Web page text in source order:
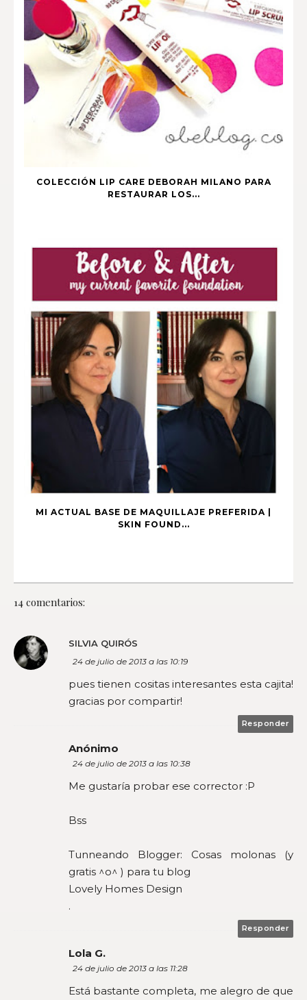
COLECCIÓN LIP CARE DEBORAH MILANO PARA
RESTAURAR LOS...
MI ACTUAL BASE DE MAQUILLAJE PREFERIDA |
SKIN FOUND...
14 comentarios:
SILVIA QUIRÓS
24 de julio de 2013 a las 10:19
pues tienen cositas interesantes esta cajita!
gracias por compartir!
Responder
Anónimo
24 de julio de 2013 a las 10:38
Me gustaría probar ese corrector :P
Bss
Tunneando Blogger: Cosas molonas (y
gratis ^o^ ) para tu blog
Lovely Homes Design
.
Responder
Lola G.
24 de julio de 2013 a las 11:28
Está bastante completa, me alegro de que